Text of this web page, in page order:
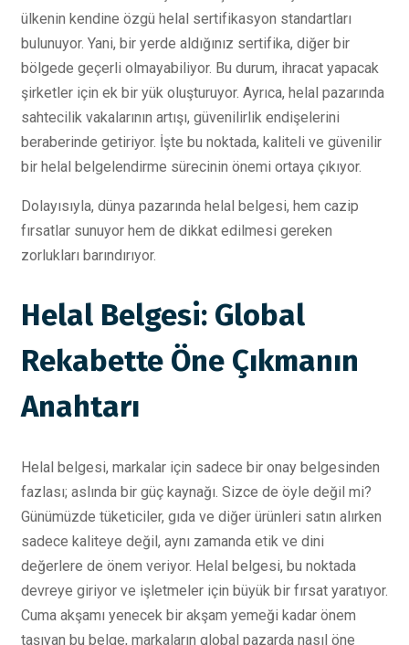
ülkenin kendine özgü helal sertifikasyon standartları
bulunuyor. Yani, bir yerde aldığınız sertifika, diğer bir
bölgede geçerli olmayabiliyor. Bu durum, ihracat yapacak
şirketler için ek bir yük oluşturuyor. Ayrıca, helal pazarında
sahtecilik vakalarının artışı, güvenilirlik endişelerini
beraberinde getiriyor. İşte bu noktada, kaliteli ve güvenilir
bir helal belgelendirme sürecinin önemi ortaya çıkıyor.
Dolayısıyla, dünya pazarında helal belgesi, hem cazip
fırsatlar sunuyor hem de dikkat edilmesi gereken
zorlukları barındırıyor.
Helal Belgesi: Global
Rekabette Öne Çıkmanın
Anahtarı
Helal belgesi, markalar için sadece bir onay belgesinden
fazlası; aslında bir güç kaynağı. Sizce de öyle değil mi?
Günümüzde tüketiciler, gıda ve diğer ürünleri satın alırken
sadece kaliteye değil, aynı zamanda etik ve dini
değerlere de önem veriyor. Helal belgesi, bu noktada
devreye giriyor ve işletmeler için büyük bir fırsat yaratıyor.
Cuma akşamı yenecek bir akşam yemeği kadar önem
taşıyan bu belge, markaların global pazarda nasıl öne